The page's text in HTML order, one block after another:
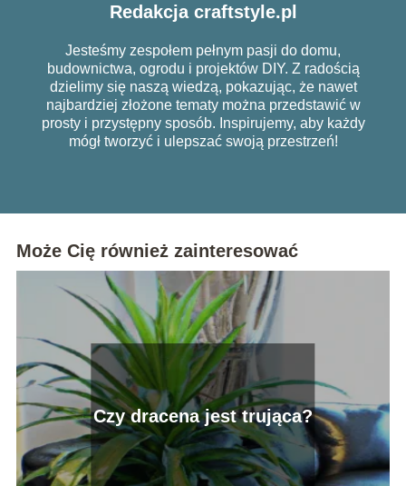
Redakcja craftstyle.pl
Jesteśmy zespołem pełnym pasji do domu,
budownictwa, ogrodu i projektów DIY. Z radością
dzielimy się naszą wiedzą, pokazując, że nawet
najbardziej złożone tematy można przedstawić w
prosty i przystępny sposób. Inspirujemy, aby każdy
mógł tworzyć i ulepszać swoją przestrzeń!
Może Cię również zainteresować
Czy dracena jest trująca?